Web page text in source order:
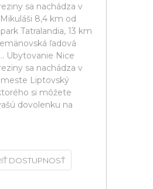
sa nachádza v
8,4 km od
Tatralandia, 13 km
ľadová
Ubytovanie Nice
sa nachádza v
Liptovský
si môžete
dovolenku na
DOSTUPNOSŤ